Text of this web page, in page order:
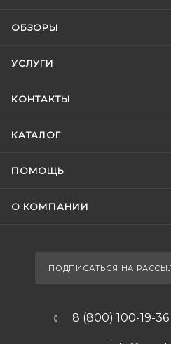
ОБЗОРЫ
УСЛУГИ
КОНТАКТЫ
КАТАЛОГ
ПОМОЩЬ
О КОМПАНИИ
ПОДПИСАТЬСЯ НА
8 (800) 100-19-36